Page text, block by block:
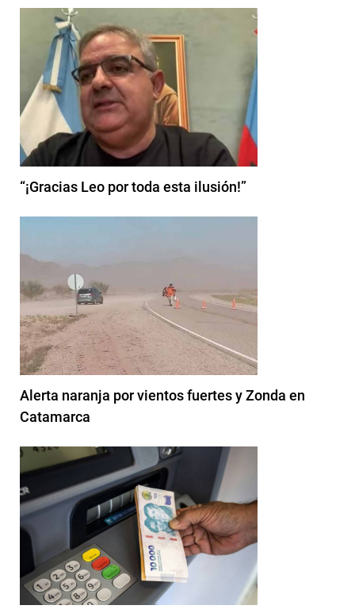
“¡Gracias Leo por toda esta ilusión!”
Alerta naranja por vientos fuertes y Zonda en
Catamarca